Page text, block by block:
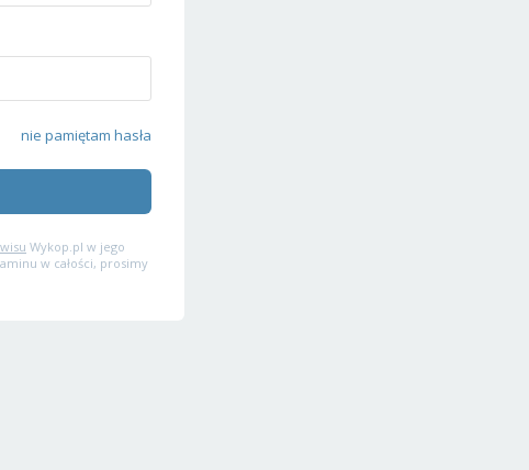
nie pamiętam hasła
Wykop.pl w jego
w całości, prosimy